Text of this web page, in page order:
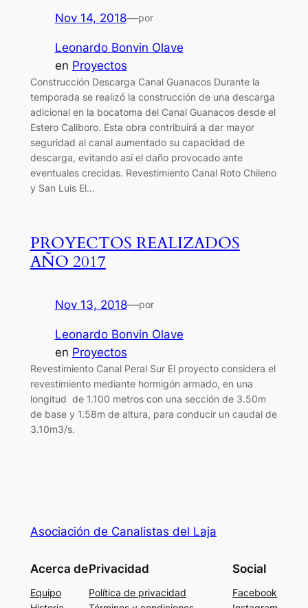
Nov 14, 2018—por
Leonardo Bonvin Olave
en Proyectos
Construcción Descarga Canal Guanacos Durante la
temporada se realizó la construcción de una descarga
adicional en la bocatoma del Canal Guanacos desde el
Estero Caliboro. Esta obra contribuirá a dar mayor
seguridad al canal aumentado su capacidad de
descarga, evitando así el daño provocado ante
eventuales crecidas. Revestimiento Canal Roto Chileno
y San Luis El…
PROYECTOS REALIZADOS
AÑO 2017
Nov 13, 2018—por
Leonardo Bonvin Olave
en Proyectos
Revestimiento Canal Peral Sur El proyecto considera el
revestimiento mediante hormigón armado, en una
longitud de 1.100 metros con una sección de 3.50m
de base y 1.58m de altura, para conducir un caudal de
3.10m3/s.
Asociación de Canalistas del Laja
Acerca de
Equipo
Privacidad
Política de privacidad
Social
Facebook